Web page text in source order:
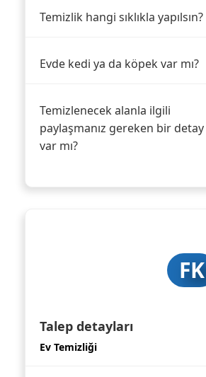
Temizlik hangi sıklıkla yapılsın?
Evde kedi ya da köpek var mı?
Temizlenecek alanla ilgili
paylaşmanız gereken bir detay
var mı?
FK
Talep detayları
Ev Temizliği